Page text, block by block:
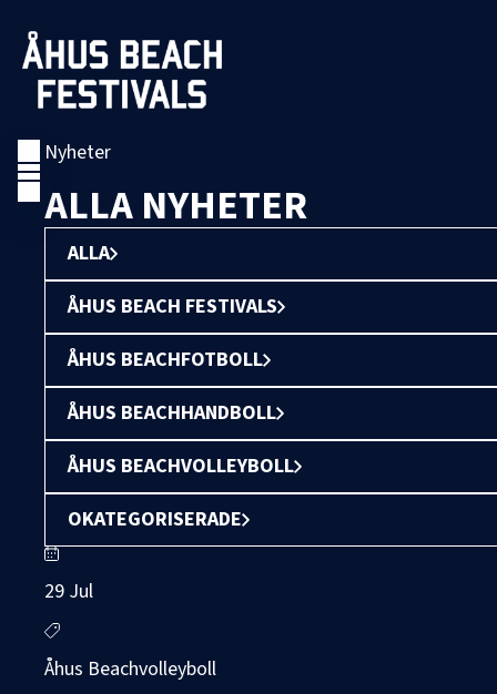
Nyheter
ALLA NYHETER
ALLA
ÅHUS BEACH FESTIVALS
ÅHUS BEACHFOTBOLL
ÅHUS BEACHHANDBOLL
ÅHUS BEACHVOLLEYBOLL
OKATEGORISERADE
29 Jul
Åhus Beachvolleyboll